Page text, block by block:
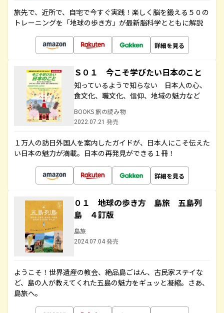
旅先で、近所で、自宅で今すぐ実践！楽しく脳を鍛える５０の
トレーニングを「地球の歩き方」が最新脳科学とともに解説
詳細を見る
Ｓ０１ 今こそ学びたい日本のこと
知っているようで知らない 日本人の心、
食文化、職文化、信仰、地域の魅力など
BOOKS 旅の読み物
2022.07.21 発売
１万人の訪日外国人を案内したガイドが、日本人にこそ伝えた
い日本の魅力が満載。日本の再発見ができる１冊！
詳細を見る
０１ 地球の歩き方 島旅 五島列
島 ４訂版
島旅
2024.07.04 発売
ようこそ！世界遺産の教会、絶品島ごはん、古民家ステイな
ど、島の人が教えてくれた五島の魅力をギュッと凝縮。さあ、
島旅へ。